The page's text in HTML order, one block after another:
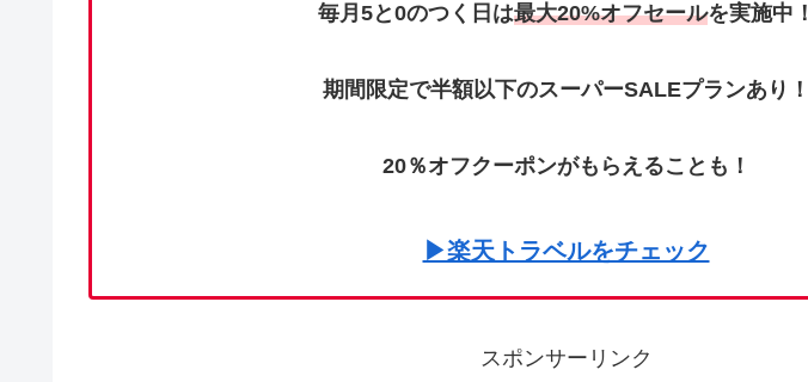
毎月5と0のつく日は最大20%オフセールを実施中！
期間限定で半額以下のスーパーSALEプランあり！
20％オフクーポンがもらえることも！
▶楽天トラベルをチェック
スポンサーリンク